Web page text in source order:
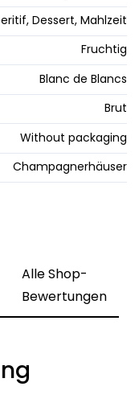
Dessert, Mahlzeit
Fruchtig
Blanc de Blancs
Brut
Without packaging
Champagnerhäuser
Alle Shop-
Bewertungen